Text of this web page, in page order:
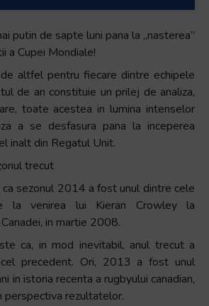
putin de sapte luni pana la „nasterea”
a Cupei Mondiale!
de altfel pentru fiecare dintre echipele
de an constituie un prilej de analiza,
toate acestea in lumina intenselor
a se desfasura pana la inceperea
inalt din Regatul Unit.
trecut
ca sezonul 2014 a fost unul dintre cele
la venirea lui Kieran Crowley la
in martie 2008.
ca, in mod inevitabil, anul trecut a
precedent. Ori, 2013 a fost unul
in istoria recenta a rugbyului canadian,
perspectiva rezultatelor.